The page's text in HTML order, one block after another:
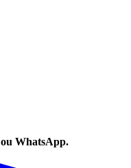
ou WhatsApp.